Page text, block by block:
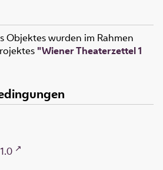
Objektes wurden im Rahmen
"Wiener Theaterzettel 1